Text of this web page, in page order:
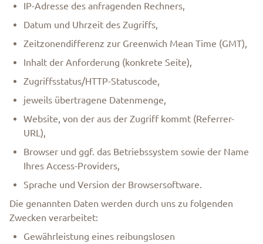
IP-Adresse des anfragenden Rechners,
Datum und Uhrzeit des Zugriffs,
Zeitzonendifferenz zur Greenwich Mean Time (GMT),
Inhalt der Anforderung (konkrete Seite),
Zugriffsstatus/HTTP-Statuscode,
jeweils übertragene Datenmenge,
Website, von der aus der Zugriff kommt (Referrer-
URL),
Browser und ggf. das Betriebssystem sowie der Name
Ihres Access-Providers,
Sprache und Version der Browsersoftware.
Die genannten Daten werden durch uns zu folgenden
Zwecken verarbeitet:
Gewährleistung eines reibungslosen